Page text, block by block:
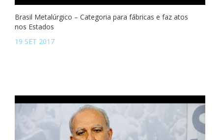
Brasil Metalúrgico – Categoria para fábricas e faz atos
nos Estados
19 SET 2017